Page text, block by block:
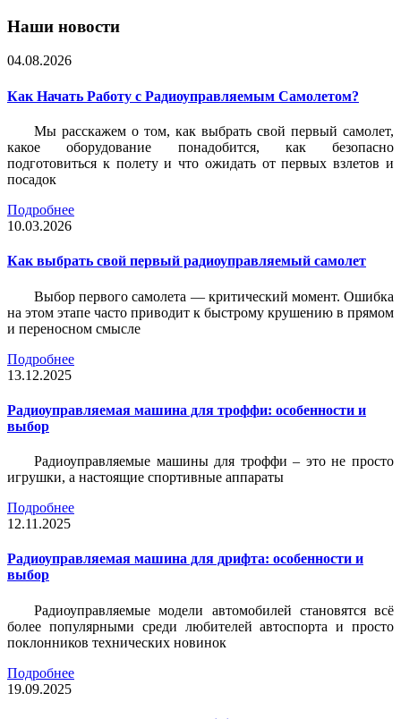
Наши новости
04.08.2026
Как Начать Работу с Радиоуправляемым Самолетом?
Мы расскажем о том, как выбрать свой первый самолет,
какое оборудование понадобится, как безопасно
подготовиться к полету и что ожидать от первых взлетов и
посадок
Подробнее
10.03.2026
Как выбрать свой первый радиоуправляемый самолет
Выбор первого самолета — критический момент. Ошибка
на этом этапе часто приводит к быстрому крушению в прямом
и переносном смысле
Подробнее
13.12.2025
Радиоуправляемая машина для троффи: особенности и
выбор
Радиоуправляемые машины для троффи – это не просто
игрушки, а настоящие спортивные аппараты
Подробнее
12.11.2025
Радиоуправляемая машина для дрифта: особенности и
выбор
Радиоуправляемые модели автомобилей становятся всё
более популярными среди любителей автоспорта и просто
поклонников технических новинок
Подробнее
19.09.2025